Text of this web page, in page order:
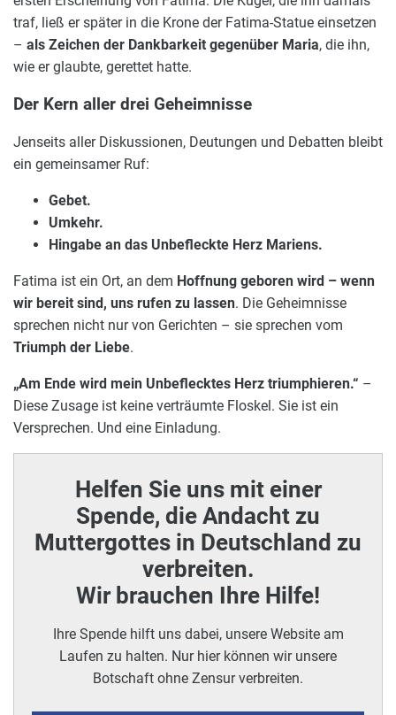
traf, ließ er später in die Krone der Fatima-Statue einsetzen
– als Zeichen der Dankbarkeit gegenüber Maria, die ihn,
wie er glaubte, gerettet hatte.
Der Kern aller drei Geheimnisse
Jenseits aller Diskussionen, Deutungen und Debatten bleibt
ein gemeinsamer Ruf:
Gebet.
Umkehr.
Hingabe an das Unbefleckte Herz Mariens.
Fatima ist ein Ort, an dem Hoffnung geboren wird – wenn
wir bereit sind, uns rufen zu lassen. Die Geheimnisse
sprechen nicht nur von Gerichten – sie sprechen vom
Triumph der Liebe.
„Am Ende wird mein Unbeflecktes Herz triumphieren.“ –
Diese Zusage ist keine verträumte Floskel. Sie ist ein
Versprechen. Und eine Einladung.
Helfen Sie uns mit einer
Spende, die Andacht zu
Muttergottes in Deutschland zu
verbreiten.
Wir brauchen Ihre Hilfe!
Ihre Spende hilft uns dabei, unsere Website am
Laufen zu halten. Nur hier können wir unsere
Botschaft ohne Zensur verbreiten.